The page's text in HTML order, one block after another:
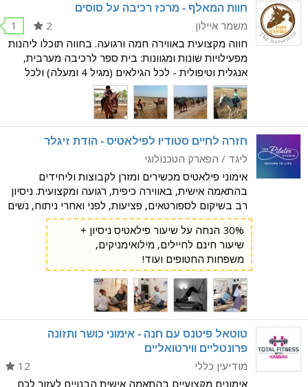
חוות המאלף - מרכז רכיבה על סוסים
1 2
משמר איילון
חווה מקצועית באווירה חמה ורגועה. בחווה תוכלו ליהנות
מפעילויות שונות ומגוונות: בית ספר לרכיבה מערבית,
אנגלית וטיפולית - לכל הגילאים (מגיל 4 ומעלה) ולכל
רמות הרכיבה, ליחיד או בקבוצה. רכיבה טיפולית
המתמקדת בטיפול בבעיות קשב וריכוז, ליקויי למיד
חזרה לחיים סטודיו לפילאטיס - הודת זיגלר
ליגד / הפארק הטכנולוגי
אימוני פילאטיס מכשירים ומזרן לקבוצות וליחידים
בהתאמה אישית, באווירה כיפית, רגועה ומקצועית. ניסיון
רב בשיקום לספורטאים, פציעות, לפני ואחרי ניתוח, נשים
בהריון ולאחר לידה, וחיילים משוחררים. האימונים
בסטודיו בנויים על-פי תכנית שמטרתה להקנות לכם
30% הנחה על שיעור פילאטיס ניסיון +
שיעור חינם לחיילים, מילואימניקים,
משפחות החטופים ועוד!
טוטאל פיטנס עם חנה - אימוני כושר ותזונה
פרונטליים ווירטואליים
12
מודיעין כללי
אימונים מקצועיים בהתאמה אישית הבנויים לעזור לכם